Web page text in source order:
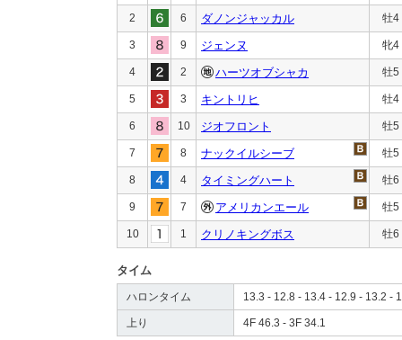
2 6 ダノンジャッカル 牡4
3 9 ジェンヌ 牝4
4 2 ハーツオブシャカ 牡5
5 3 キントリヒ 牡4
6 10 ジオフロント 牡5
7 8 ナックイルシーブ 牡5
8 4 タイミングハート 牡6
9 7 アメリカンエール 牡5
10 1 クリノキングボス 牡6
タイム
ハロンタイム 13.3 - 12.8 - 13.4 - 12.9 - 13.2 -
上り 4F 46.3 - 3F 34.1